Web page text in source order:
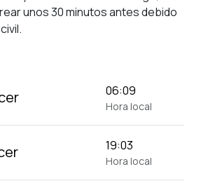
unos 30 minutos antes debido
06:09
Hora local
19:03
Hora local